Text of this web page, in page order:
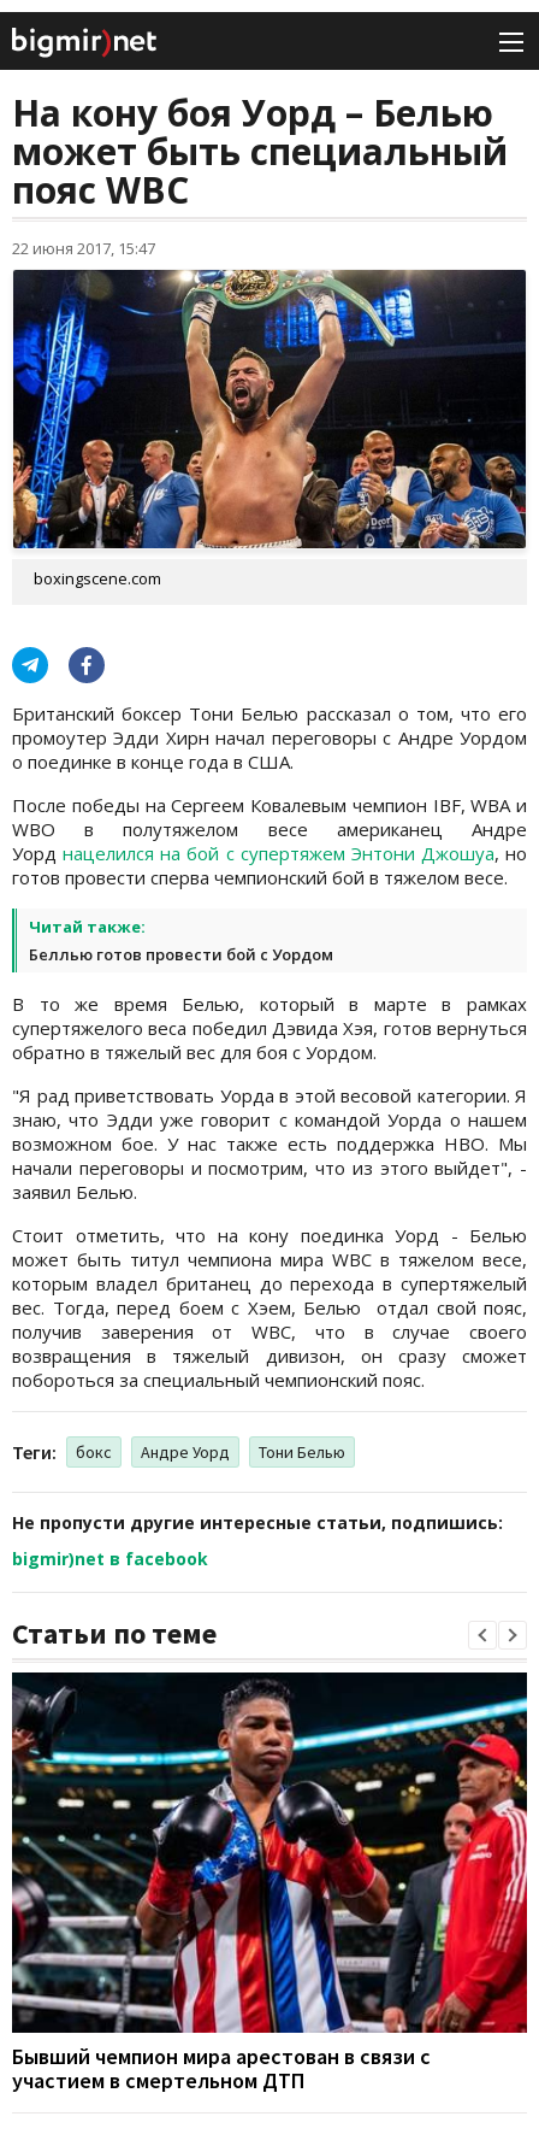
На кону боя Уорд – Белью
может быть специальный
пояс WBC
22 июня 2017, 15:47
boxingscene.com
Британский боксер Тони Белью рассказал о том, что его
промоутер Эдди Хирн начал переговоры с Андре Уордом
о поединке в конце года в США.
После победы на Сергеем Ковалевым чемпион IBF, WBA и
WBO в полутяжелом весе американец Андре
Уорднацелился на бой с супертяжем Энтони Джошуа, но
готов провести сперва чемпионский бой в тяжелом весе.
Читай также:
Беллью готов провести бой с Уордом
В то же время Белью, который в марте в рамках
супертяжелого веса победил Дэвида Хэя, готов вернуться
обратно в тяжелый вес для боя с Уордом.
"Я рад приветствовать Уорда в этой весовой категории. Я
знаю, что Эдди уже говорит с командой Уорда о нашем
возможном бое. У нас также есть поддержка HBO. Мы
начали переговоры и посмотрим, что из этого выйдет", -
заявил Белью.
Стоит отметить, что на кону поединка Уорд - Белью
может быть титул чемпиона мира WBC в тяжелом весе,
которым владел британец до перехода в супертяжелый
вес. Тогда, перед боем с Хэем, Белью отдал свой пояс,
получив заверения от WBC, что в случае своего
возвращения в тяжелый дивизон, он сразу сможет
побороться за специальный чемпионский пояс.
Теги: бокс Андре Уорд Тони Белью
Не пропусти другие интересные статьи, подпишись:
bigmir)net в facebook
Статьи по теме
Бывший чемпион мира арестован в связи с
участием в смертельном ДТП